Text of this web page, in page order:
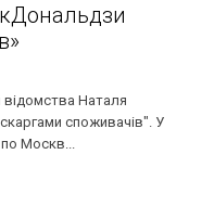
Наталя
споживачів". У
Москв...